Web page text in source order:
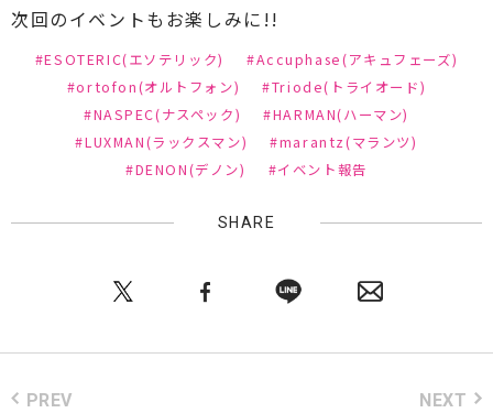
次回のイベントもお楽しみに!!
#ESOTERIC(エソテリック)
#Accuphase(アキュフェーズ)
#ortofon(オルトフォン)
#Triode(トライオード)
#NASPEC(ナスペック)
#HARMAN(ハーマン)
#LUXMAN(ラックスマン)
#marantz(マランツ)
#DENON(デノン)
#イベント報告
SHARE
PREV NEXT